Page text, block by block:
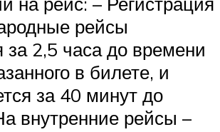
рейсы
за 2,5 часа до времени
в билете, и
за 40 минут до
внутренние рейсы –